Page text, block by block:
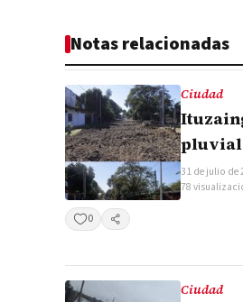
Notas relacionadas
Ciudad
31 de julio de
78
0 Compartir
Ciudad